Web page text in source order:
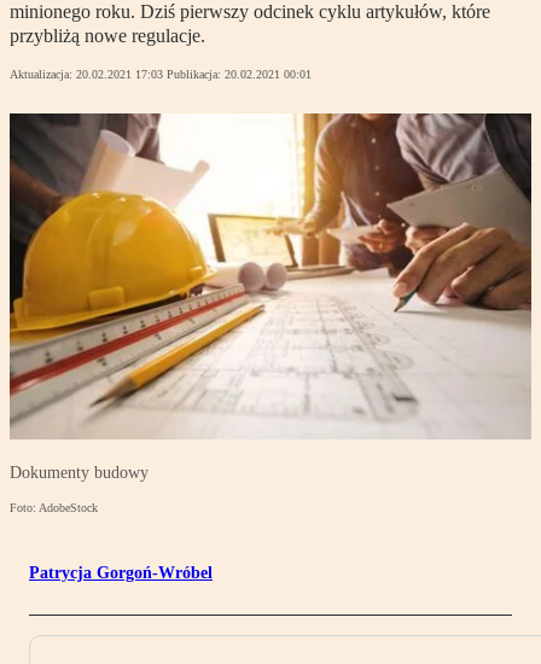
minionego roku. Dziś pierwszy odcinek cyklu artykułów, które
przybliżą nowe regulacje.
Aktualizacja: 20.02.2021 17:03 Publikacja: 20.02.2021 00:01
Dokumenty budowy
Foto: AdobeStock
Patrycja Gorgoń-Wróbel